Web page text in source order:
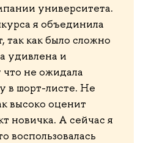
университета.
я объединила
так как было сложно
удивлена и
не ожидала
в шорт-листе. Не
высоко оценит
новичка. А сейчас я
воспользовалась